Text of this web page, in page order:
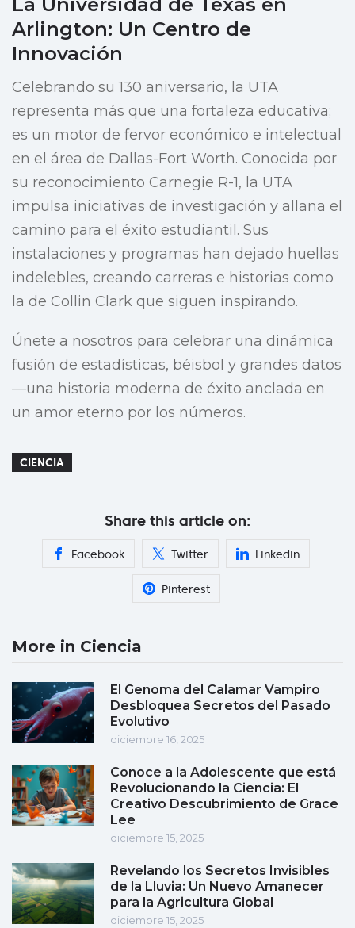
Arlington: Un Centro de
Innovación
Celebrando su 130 aniversario, la UTA
representa más que una fortaleza educativa;
es un motor de fervor económico e intelectual
en el área de Dallas-Fort Worth. Conocida por
su reconocimiento Carnegie R-1, la UTA
impulsa iniciativas de investigación y allana el
camino para el éxito estudiantil. Sus
instalaciones y programas han dejado huellas
indelebles, creando carreras e historias como
la de Collin Clark que siguen inspirando.
Únete a nosotros para celebrar una dinámica
fusión de estadísticas, béisbol y grandes datos
—una historia moderna de éxito anclada en
un amor eterno por los números.
CIENCIA
Share this article on:
Facebook Twitter Linkedin
Pinterest
More in Ciencia
El Genoma del Calamar Vampiro
Desbloquea Secretos del Pasado
Evolutivo
diciembre 16, 2025
Conoce a la Adolescente que está
Revolucionando la Ciencia: El
Creativo Descubrimiento de Grace
Lee
diciembre 15, 2025
Revelando los Secretos Invisibles
de la Lluvia: Un Nuevo Amanecer
para la Agricultura Global
diciembre 15, 2025